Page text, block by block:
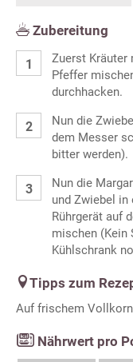
Zubereitung
Zuerst Kräuter
Pfeffer
durchhacken.
Nun die
dem Messer
bitter werden).
Nun die
und Zwiebel in
Rührgerät auf
mischen (Kein
Kühlschrank
Tipps zum
Auf frischem
Nährwert pro